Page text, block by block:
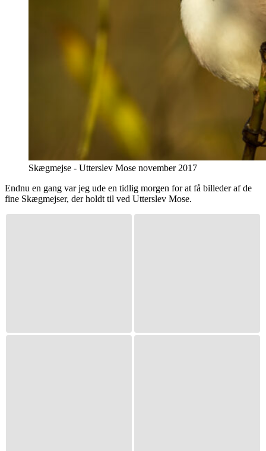
Skægmejse - Utterslev Mose november 2017
Endnu en gang var jeg ude en tidlig morgen for at få billeder af de
fine Skægmejser, der holdt til ved Utterslev Mose.